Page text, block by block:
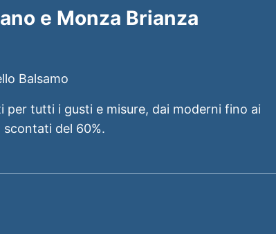
e Monza Brianza
Balsamo
per tutti i gusti e misure, dai moderni fino ai
del 60%.